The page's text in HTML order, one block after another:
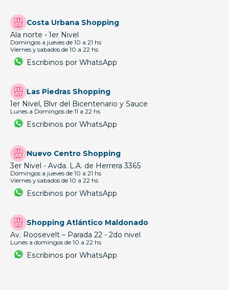
Costa Urbana Shopping
Ala norte - 1er Nivel
Domingos a jueves de 10 a 21 hs
Viernes y sabados de 10 a 22 hs
Escribinos por WhatsApp
Las Piedras Shopping
1er Nivel, Blvr del Bicentenario y Sauce
Lunes a Domingos de 11 a 22 hs
Escribinos por WhatsApp
Nuevo Centro Shopping
3er Nivel - Avda. L.A. de Herrera 3365
Domingos a jueves de 10 a 21 hs
Viernes y sabados de 10 a 22 hs
Escribinos por WhatsApp
Shopping Atlántico Maldonado
Av. Roosevelt – Parada 22 - 2do nivel
Lunes a domingos de 10 a 22 hs
Escribinos por WhatsApp